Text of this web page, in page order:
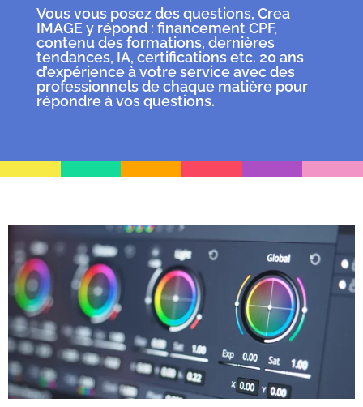
Vous vous posez des questions, Crea
IMAGE y répond : financement CPF,
contenu des formations, dernières
tendances, IA, certifications etc. 20 ans
d’expérience à votre service avec des
professionnels de chaque matière pour
répondre à vos questions.